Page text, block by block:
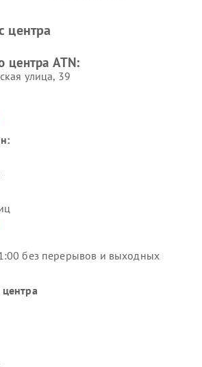
центра
центра ATN:
улица, 39
без перерывов и выходных
центра